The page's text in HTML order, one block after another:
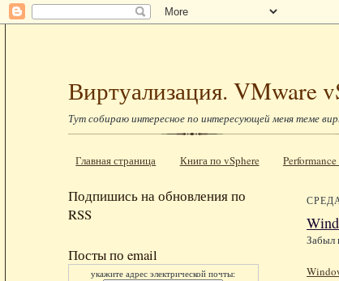
Виртуализация. VMware
Тут собираю интересное по интересующей меня теме
Главная страница Книга по vSphere
Подпишись на обновления по
RSS
Посты по email
укажите адрес электрической почты:
Забыл